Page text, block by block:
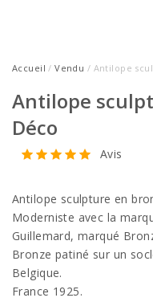
Accueil /Vendu / Antilope
Antilope
Déco
Avis
Antilope sculpture en
Moderniste avec la
Guillemard, marqué
Bronze patiné sur un
Belgique.
France 1925.